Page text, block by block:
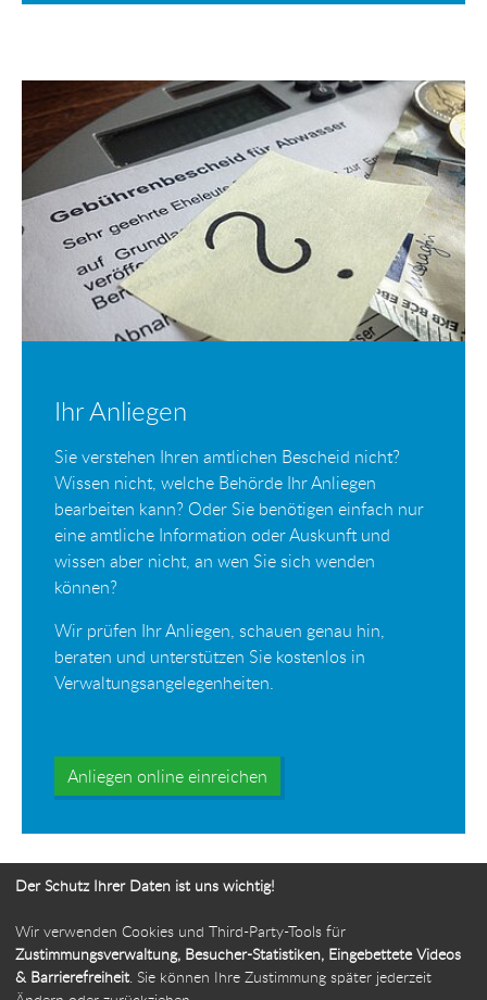
Ihr Anliegen
Sie verstehen Ihren amtlichen Bescheid nicht?
Wissen nicht, welche Behörde Ihr Anliegen
bearbeiten kann? Oder Sie benötigen einfach nur
eine amtliche Information oder Auskunft und
wissen aber nicht, an wen Sie sich wenden
können?
Wir prüfen Ihr Anliegen, schauen genau hin,
beraten und unterstützen Sie kostenlos in
Verwaltungsangelegenheiten.
Anliegen online einreichen
Ihr Weg zur Bürgerbeauftragten
Der Schutz Ihrer Daten ist uns wichtig!
Wir verwenden Cookies und Third-Party-Tools für
Zustimmungsverwaltung, Besucher-Statistiken, Eingebettete Videos
& Barrierefreiheit. Sie können Ihre Zustimmung später jederzeit